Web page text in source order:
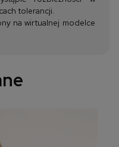
tolerancji.
na wirtualnej modelce